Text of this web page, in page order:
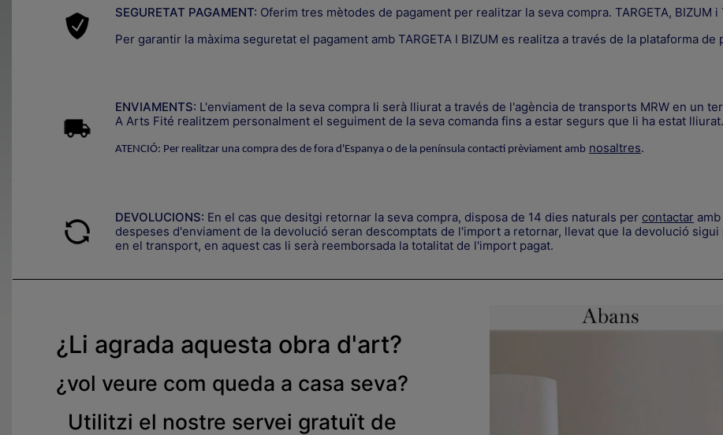
SEGURETAT PAGAMENT: Oferim tres mètodes de pagament per realitzar la seva compra. TARGETA, BIZUM i
Per garantir la màxima seguretat el pagament amb TARGETA I BIZUM es realitza a través de la plataforma de
ENVIAMENTS: L'enviament de la seva compra li serà lliurat a través de l'agència de transports MRW en un
A Arts Fité realitzem personalment el seguiment de la seva comanda fins a estar segurs que li ha estat lliurat.
ATENCIÓ: Per realitzar una compra des de fora d'Espanya o de la península contacti prèviament amb nosaltres.
DEVOLUCIONS: En el cas que desitgi retornar la seva compra, disposa de 14 dies naturals per contactar
despeses d'enviament de la devolució seran descomptats de l'import a retornar, llevat que la devolució
en el transport, en aquest cas li serà reemborsada la totalitat de l'import pagat.
¿Li agrada aquesta obra d'art?
¿vol veure com queda a casa seva?
Utilitzi el nostre servei gratuït de